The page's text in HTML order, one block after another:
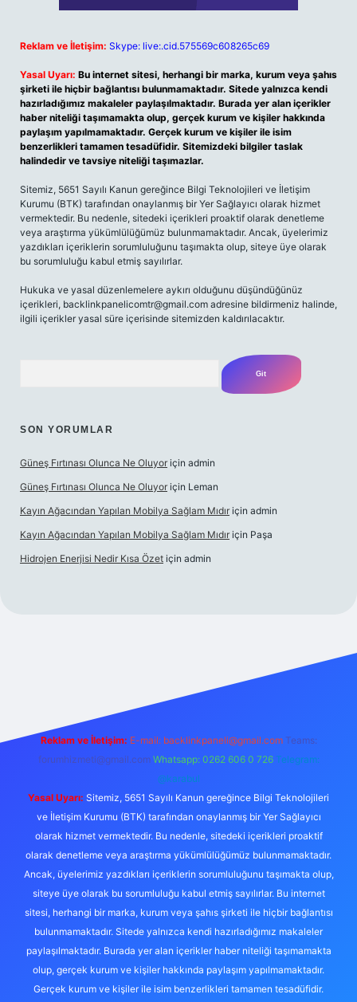
Reklam ve İletişim: Skype: live:.cid.575569c608265c69
Yasal Uyarı: Bu internet sitesi, herhangi bir marka, kurum veya şahıs
şirketi ile hiçbir bağlantısı bulunmamaktadır. Sitede yalnızca kendi
hazırladığımız makaleler paylaşılmaktadır. Burada yer alan içerikler
haber niteliği taşımamakta olup, gerçek kurum ve kişiler hakkında
paylaşım yapılmamaktadır. Gerçek kurum ve kişiler ile isim
benzerlikleri tamamen tesadüfidir. Sitemizdeki bilgiler taslak
halindedir ve tavsiye niteliği taşımazlar.
Sitemiz, 5651 Sayılı Kanun gereğince Bilgi Teknolojileri ve İletişim
Kurumu (BTK) tarafından onaylanmış bir Yer Sağlayıcı olarak hizmet
vermektedir. Bu nedenle, sitedeki içerikleri proaktif olarak denetleme
veya araştırma yükümlülüğümüz bulunmamaktadır. Ancak, üyelerimiz
yazdıkları içeriklerin sorumluluğunu taşımakta olup, siteye üye olarak
bu sorumluluğu kabul etmiş sayılırlar.
Hukuka ve yasal düzenlemelere aykırı olduğunu düşündüğünüz
içerikleri, backlinkpanelicomtr@gmail.com adresine bildirmeniz halinde,
ilgili içerikler yasal süre içerisinde sitemizden kaldırılacaktır.
SON YORUMLAR
Güneş Fırtınası Olunca Ne Oluyor için admin
Güneş Fırtınası Olunca Ne Oluyor için Leman
Kayın Ağacından Yapılan Mobilya Sağlam Mıdır için admin
Kayın Ağacından Yapılan Mobilya Sağlam Mıdır için Paşa
Hidrojen Enerjisi Nedir Kısa Özet için admin
https://www.betexper.xyz/
Reklam ve İletişim: E-mail: backlinkpaneli@gmail.com Teams:
forumhizmeti@gmail.com Whatsapp: 0262 606 0 726 Telegram:
@karabul
Yasal Uyarı: Sitemiz, 5651 Sayılı Kanun gereğince Bilgi Teknolojileri
ve İletişim Kurumu (BTK) tarafından onaylanmış bir Yer Sağlayıcı
olarak hizmet vermektedir. Bu nedenle, sitedeki içerikleri proaktif
olarak denetleme veya araştırma yükümlülüğümüz bulunmamaktadır.
Ancak, üyelerimiz yazdıkları içeriklerin sorumluluğunu taşımakta olup,
siteye üye olarak bu sorumluluğu kabul etmiş sayılırlar. Bu internet
sitesi, herhangi bir marka, kurum veya şahıs şirketi ile hiçbir bağlantısı
bulunmamaktadır. Sitede yalnızca kendi hazırladığımız makaleler
paylaşılmaktadır. Burada yer alan içerikler haber niteliği taşımamakta
olup, gerçek kurum ve kişiler hakkında paylaşım yapılmamaktadır.
Gerçek kurum ve kişiler ile isim benzerlikleri tamamen tesadüfidir.